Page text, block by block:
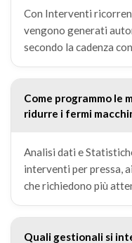
Con Interventi
vengono generati
secondo la cadenza
Come programmo le
ridurre i fermi
Analisi dati e
interventi per pressa,
che richiedono più
Quali gestionali si